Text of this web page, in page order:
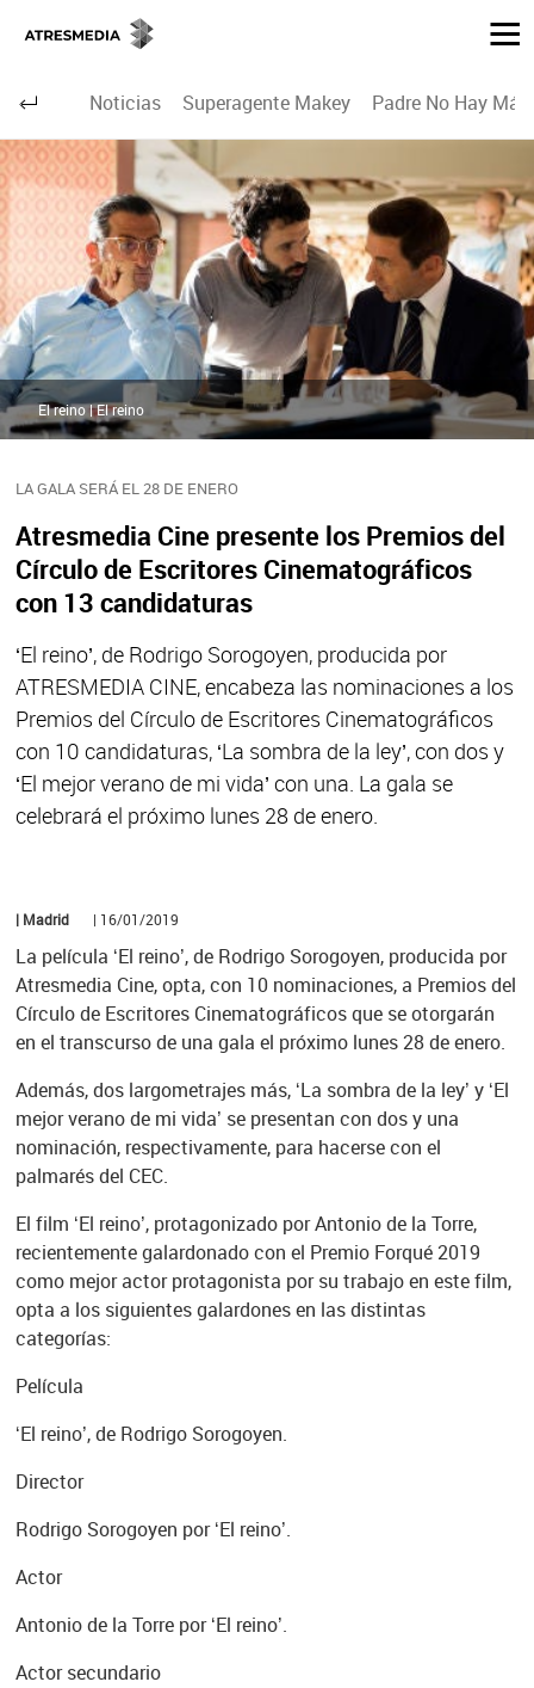
Noticias Superagente Makey Padre No Hay
LA GALA SERÁ EL 28 DE ENERO
Atresmedia Cine presente los Premios del
Círculo de Escritores Cinematográficos
con 13 candidaturas
‘El reino’, de Rodrigo Sorogoyen, producida por
ATRESMEDIA CINE, encabeza las nominaciones a los
Premios del Círculo de Escritores Cinematográficos
con 10 candidaturas, ‘La sombra de la ley’, con dos y
‘El mejor verano de mi vida’ con una. La gala se
celebrará el próximo lunes 28 de enero.
El reino | El reino
| Madrid | 16/01/2019
La película ‘El reino’, de Rodrigo Sorogoyen, producida por
Atresmedia Cine, opta, con 10 nominaciones, a Premios del
Círculo de Escritores Cinematográficos que se otorgarán
en el transcurso de una gala el próximo lunes 28 de enero.
Además, dos largometrajes más, ‘La sombra de la ley’ y ‘El
mejor verano de mi vida’ se presentan con dos y una
nominación, respectivamente, para hacerse con el
palmarés del CEC.
El film ‘El reino’, protagonizado por Antonio de la Torre,
recientemente galardonado con el Premio Forqué 2019
como mejor actor protagonista por su trabajo en este film,
opta a los siguientes galardones en las distintas
categorías:
Película
‘El reino’, de Rodrigo Sorogoyen.
Director
Rodrigo Sorogoyen por ‘El reino’.
Actor
Antonio de la Torre por ‘El reino’.
Actor secundario